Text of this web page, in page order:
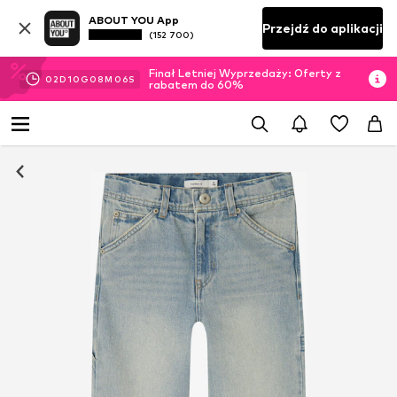
ABOUT YOU App
(152 700) Przejdź do aplikacji
02D10 G 08M 06S
Finał Letniej Wyprzedaży: Oferty z
rabatem do 60%